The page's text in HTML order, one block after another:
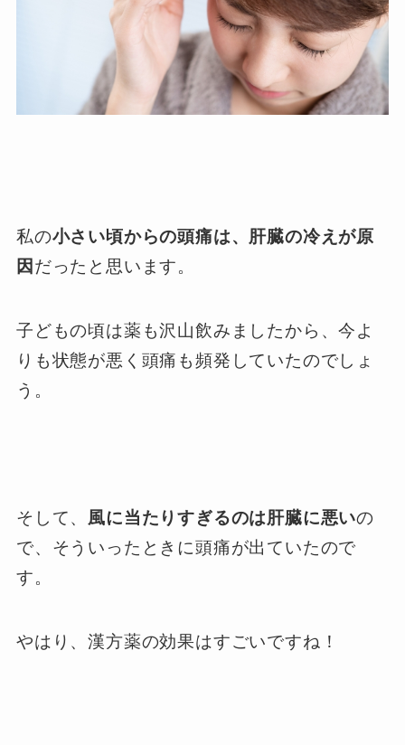
私の小さい頃からの頭痛は、肝臓の冷えが原
因 だったと思います。
子どもの頃は薬も沢山飲みましたから、今よ
りも状態が悪く頭痛も頻発していたのでしょ
う。
そして、 風に当たりすぎるのは肝臓に悪いの
で、そういったときに頭痛が出ていたので
す。
やはり、漢方薬の効果はすごいですね！